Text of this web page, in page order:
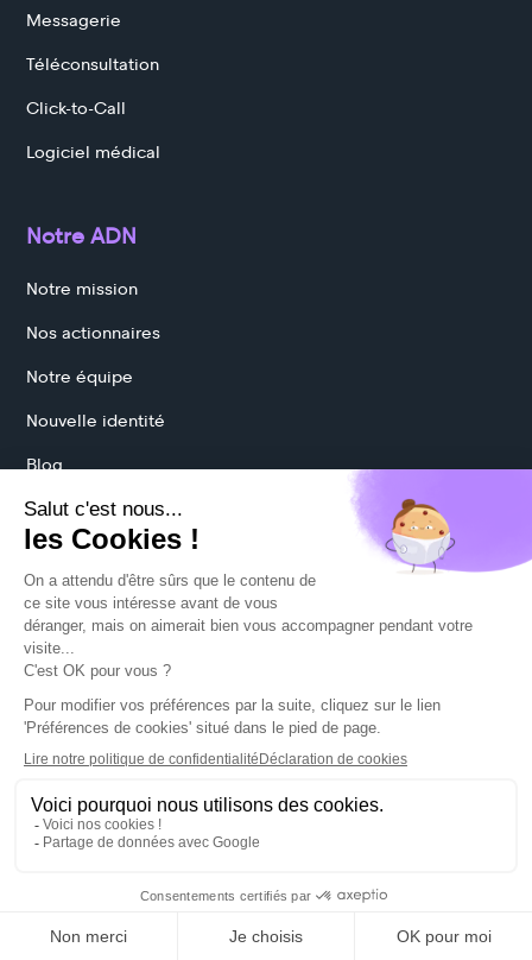
Messagerie
Téléconsultation
Click-to-Call
Logiciel médical
Notre ADN
Notre mission
Nos actionnaires
Notre équipe
Nouvelle identité
Blog
© 2026 MadeForMed. All rights reserved.
Protection des données
Mentions légales
CGU
Politique cookies
Préférences cookies